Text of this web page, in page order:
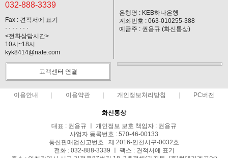
032-888-3339
Fax : 견적서에 표기
· · · · · · ·
<전화상담시간>
10시~18시
kyk8414@nate.com
은행명 : KEB하나은행
계좌번호 : 063-010255-388
예금주 : 권용규 (화신통상)
고객센터 연결
이용안내 이용약관 개인정보처리방침 PC버전
화신통상
대표 : 권용규 ㅣ 개인정보 보호 책임자 : 권용규
사업자 등록번호 : 570-46-00133
통신판매업신고번호 : 제 2016-인천서구-0032호
전화 : 032-888-3339 ㅣ 팩스 : 견적서에 표기